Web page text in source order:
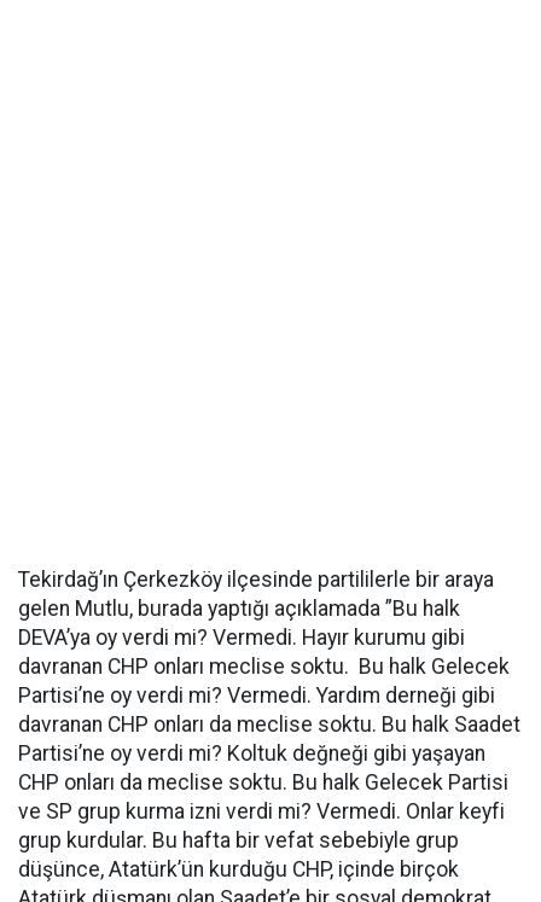
Tekirdağ’ın Çerkezköy ilçesinde partililerle bir araya
gelen Mutlu, burada yaptığı açıklamada ”Bu halk
DEVA’ya oy verdi mi? Vermedi. Hayır kurumu gibi
davranan CHP onları meclise soktu. Bu halk Gelecek
Partisi’ne oy verdi mi? Vermedi. Yardım derneği gibi
davranan CHP onları da meclise soktu. Bu halk Saadet
Partisi’ne oy verdi mi? Koltuk değneği gibi yaşayan
CHP onları da meclise soktu. Bu halk Gelecek Partisi
ve SP grup kurma izni verdi mi? Vermedi. Onlar keyfi
grup kurdular. Bu hafta bir vefat sebebiyle grup
düşünce, Atatürk’ün kurduğu CHP, içinde birçok